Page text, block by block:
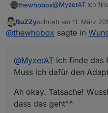
thewhobox@MyzerAT Ich
Ah okay.
dass das geht^^
Offline
BuZZyschrieb am 11. März
zuletzt editiert von
@thewhobox sagte in
@MyzerAT Ich finde das
Muss ich dafür den
Ah okay. Tatsache!
dass das geht^^